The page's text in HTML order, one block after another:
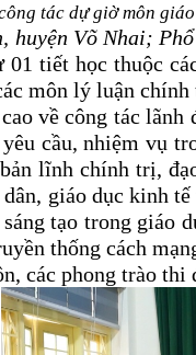
tác dự giờ môn
huyện Võ Nhai;
01 tiết học thuộc
môn lý luận
về công tác
cầu, nhiệm vụ
lĩnh chính trị,
giáo dục kinh
tạo trong giáo
thống cách
các phong trào thi